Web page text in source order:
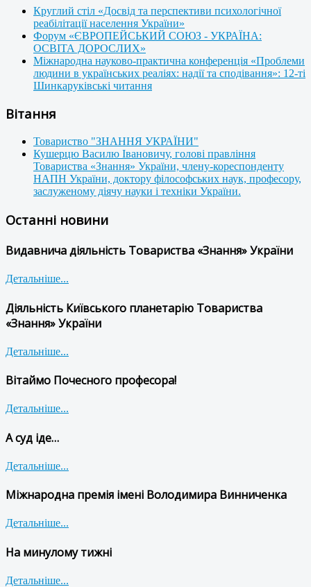
Круглий стіл «Досвід та перспективи психологічної
реабілітації населення України»
Форум «ЄВРОПЕЙСЬКИЙ СОЮЗ - УКРАЇНА:
ОСВІТА ДОРОСЛИХ»
Міжнародна науково-практична конференція «Проблеми
людини в українських реаліях: надії та сподівання»: 12-ті
Шинкаруківські читання
Вітання
Товариство "ЗНАННЯ УКРАЇНИ"
Кушерцю Василю Івановичу, голові правління
Товариства «Знання» України, члену-кореспонденту
НАПН України, доктору філософських наук, професору,
заслуженому діячу науки і техніки України.
Останні новини
Видавнича діяльність Товариства «Знання» України
Детальніше...
Діяльність Київського планетарію Товариства
«Знання» України
Детальніше...
Вітаймо Почесного професора!
Детальніше...
А суд іде…
Детальніше...
Міжнародна премія імені Володимира Винниченка
Детальніше...
На минулому тижні
Детальніше...